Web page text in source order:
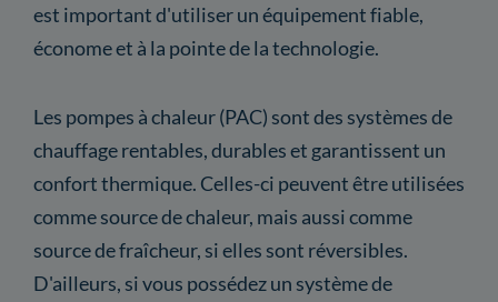
est important d'utiliser un équipement fiable,
économe et à la pointe de la technologie.
Les pompes à chaleur (PAC) sont des systèmes de
chauffage rentables, durables et garantissent un
confort thermique. Celles-ci peuvent être utilisées
comme source de chaleur, mais aussi comme
source de fraîcheur, si elles sont réversibles.
D'ailleurs, si vous possédez un système de